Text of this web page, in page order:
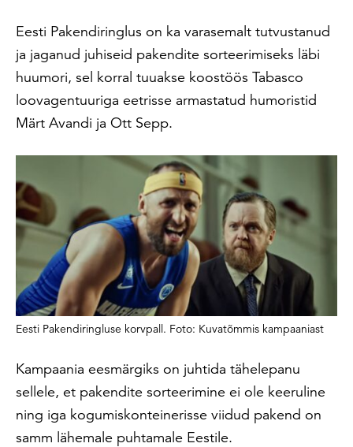
Eesti Pakendiringlus on ka varasemalt tutvustanud
ja jaganud juhiseid pakendite sorteerimiseks läbi
huumori, sel korral tuuakse koostöös Tabasco
loovagentuuriga eetrisse armastatud humoristid
Märt Avandi ja Ott Sepp.
Eesti Pakendiringluse korvpall. Foto: Kuvatõmmis kampaaniast
Kampaania eesmärgiks on juhtida tähelepanu
sellele, et pakendite sorteerimine ei ole keeruline
ning iga kogumiskonteinerisse viidud pakend on
samm lähemale puhtamale Eestile.